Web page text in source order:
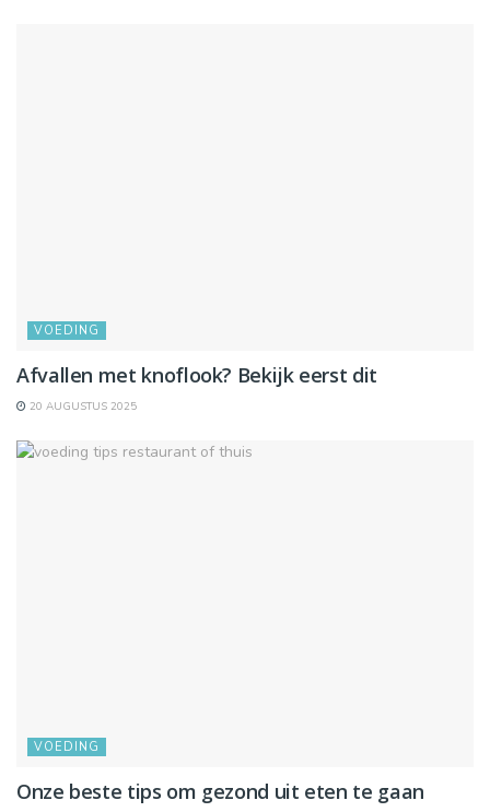
VOEDING
Afvallen met knoflook? Bekijk eerst dit
20 AUGUSTUS 2025
VOEDING
Onze beste tips om gezond uit eten te gaan